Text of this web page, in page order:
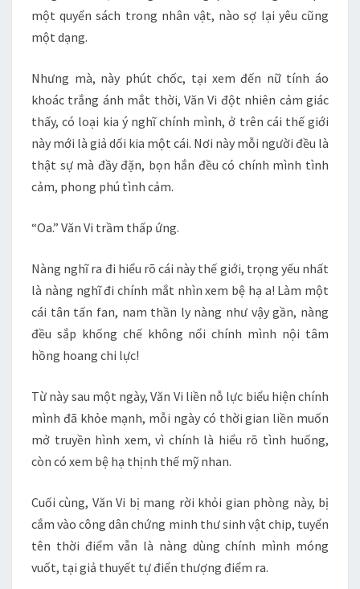
một quyển sách trong nhân vật, nào sợ lại yêu cũng
một dạng.
Nhưng mà, này phút chốc, tại xem đến nữ tính áo
khoác trắng ánh mắt thời, Văn Vi đột nhiên cảm giác
thấy, có loại kia ý nghĩ chính mình, ở trên cái thế giới
này mới là giả dối kia một cái. Nơi này mỗi người đều là
thật sự mà đầy đặn, bọn hắn đều có chính mình tình
cảm, phong phú tình cảm.
“Oa.” Văn Vi trầm thấp ứng.
Nàng nghĩ ra đi hiểu rõ cái này thế giới, trọng yếu nhất
là nàng nghĩ đi chính mắt nhìn xem bệ hạ a! Làm một
cái tân tấn fan, nam thần ly nàng như vậy gần, nàng
đều sắp khống chế không nổi chính mình nội tâm
hồng hoang chi lực!
Từ này sau một ngày, Văn Vi liền nỗ lực biểu hiện chính
mình đã khỏe mạnh, mỗi ngày có thời gian liền muốn
mở truyền hình xem, vì chính là hiểu rõ tình huống,
còn có xem bệ hạ thịnh thế mỹ nhan.
Cuối cùng, Văn Vi bị mang rời khỏi gian phòng này, bị
cắm vào công dân chứng minh thư sinh vật chip, tuyển
tên thời điểm vẫn là nàng dùng chính mình móng
vuốt, tại giả thuyết tự điển thượng điểm ra.